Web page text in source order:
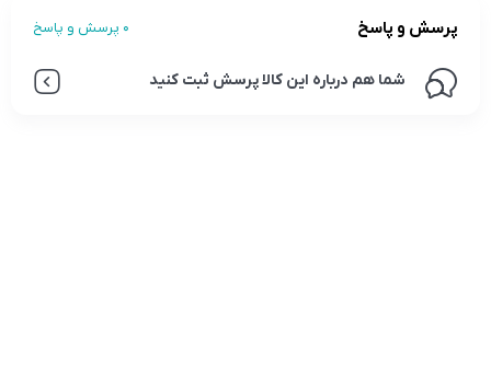
پرسش و پاسخ 0 پرسش و پاسخ
شما هم درباره این کالا پرسش ثبت کنید